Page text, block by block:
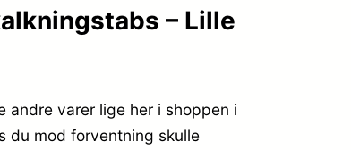
– Lille
andre varer lige her i shoppen i
du mod forventning skulle